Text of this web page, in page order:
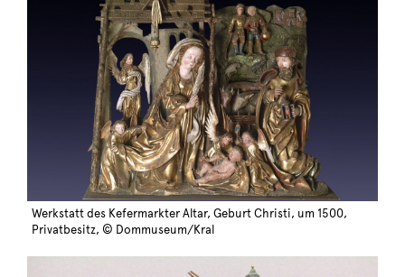
Werkstatt des Kefermarkter Altar, Geburt Christi, um 1500,
Privatbesitz, © Dommuseum/Kral